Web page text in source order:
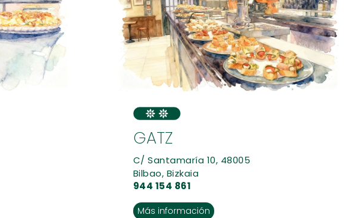
GATZ
C/ Santamaría 10, 48005
Bilbao, Bizkaia
944 154 861
Más información